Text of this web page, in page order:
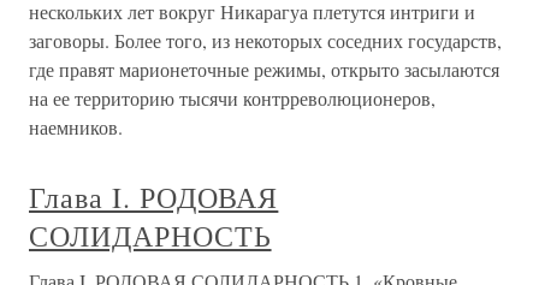
нескольких лет вокруг Никарагуа плетутся интриги и
заговоры. Более того, из некоторых соседних государств,
где правят марионеточные режимы, открыто засылаются
на ее территорию тысячи контрреволюционеров,
наемников.
Глава I. РОДОВАЯ
СОЛИДАРНОСТЬ